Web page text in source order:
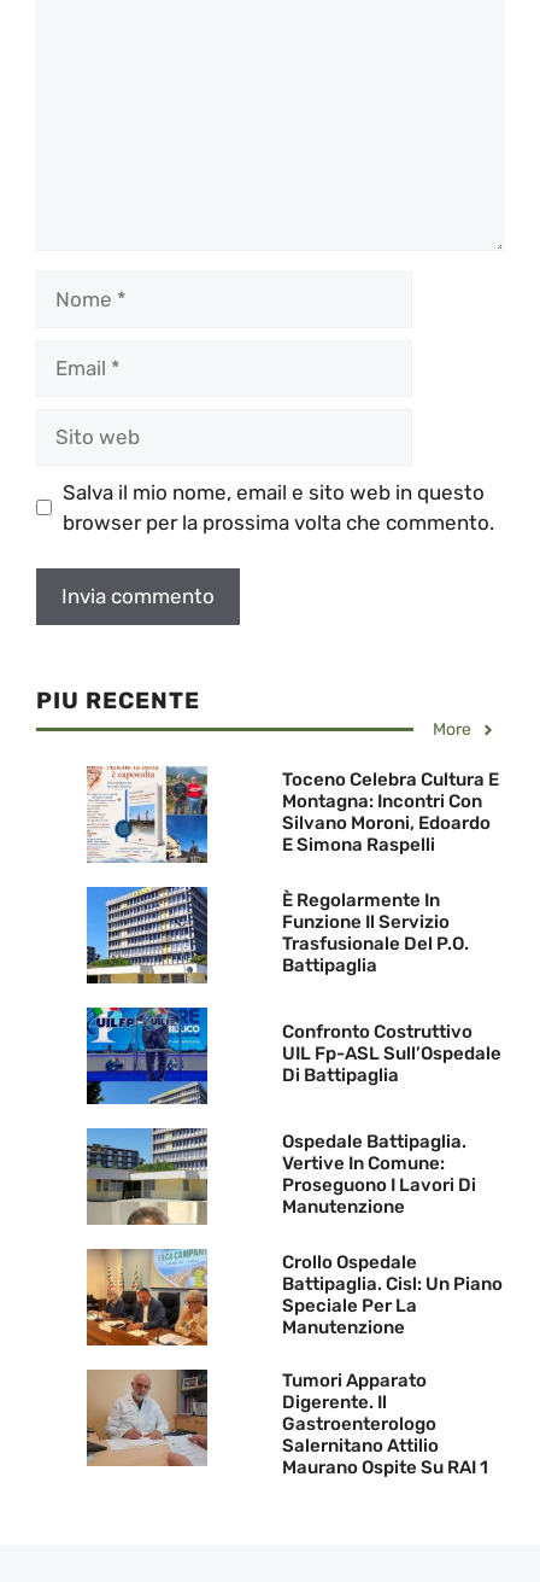
web
Salva il mio nome, email e sito web in questo
browser per la prossima volta che commento.
PIU RECENTE
More
Toceno Celebra Cultura E
Montagna: Incontri Con
Silvano Moroni, Edoardo
E Simona Raspelli
È Regolarmente In
Funzione Il Servizio
Trasfusionale Del P.O.
Battipaglia
Confronto Costruttivo
UIL Fp-ASL Sull’Ospedale
Di Battipaglia
Ospedale Battipaglia.
Vertive In Comune:
Proseguono I Lavori Di
Manutenzione
Crollo Ospedale
Battipaglia. Cisl: Un Piano
Speciale Per La
Manutenzione
Tumori Apparato
Digerente. Il
Gastroenterologo
Salernitano Attilio
Maurano Ospite Su RAI 1